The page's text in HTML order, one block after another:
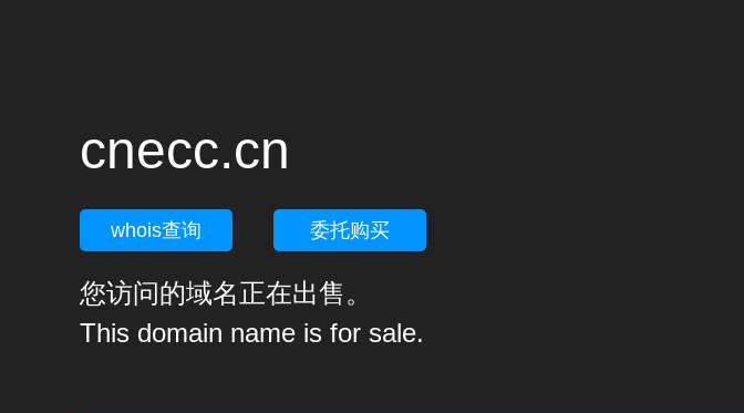
cnecc.cn
whois查询 委托购买
您访问的域名正在出售。
This domain name is for sale.